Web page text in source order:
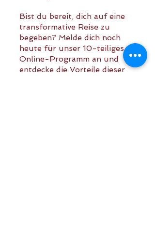
Bist du bereit, dich auf eine
transformative Reise zu
begeben? Melde dich noch
heute für unser 10-teiliges
Online-Programm an und
entdecke die Vorteile dieser